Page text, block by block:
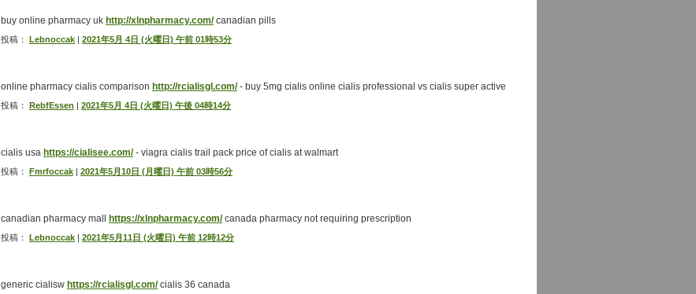
buy online pharmacy uk http://xlnpharmacy.com/canadian pills
投稿： Lebnoccak | 2021年5月 4日 (火曜日) 午前 01時53分
online pharmacy cialis comparison http://rcialisgl.com/- buy 5mg cialis online cialis professional vs cialis super active
投稿： RebfEssen | 2021年5月 4日 (火曜日) 午後 04時14分
cialis usa https://cialisee.com/- viagra cialis trail pack price of cialis at walmart
投稿： Fmrfoccak | 2021年5月10日 (月曜日) 午前 03時56分
canadian pharmacy mall https://xlnpharmacy.com/canada pharmacy not requiring prescription
投稿： Lebnoccak | 2021年5月11日 (火曜日) 午前 12時12分
generic cialisw https://rcialisgl.com/cialis 36 canada